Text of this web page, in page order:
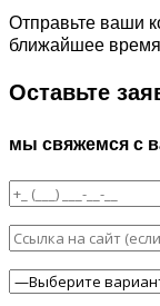
Отправьте ваши
ближайшее
Оставьте
мы свяжемся с